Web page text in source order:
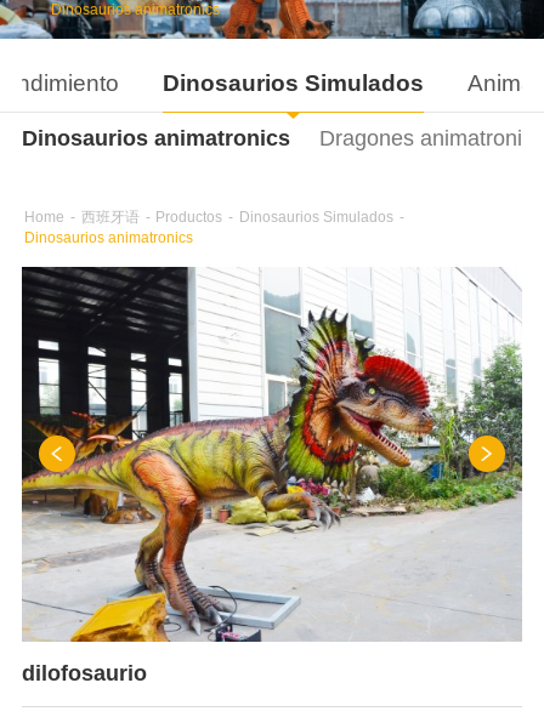
Dinosaurios animatronics
Dinosaurios Simulados
Dinosaurios animatronics Dragones animatronics
Home - 西班牙语 - Productos - Dinosaurios Simulados -
Dinosaurios animatronics
dilofosaurio